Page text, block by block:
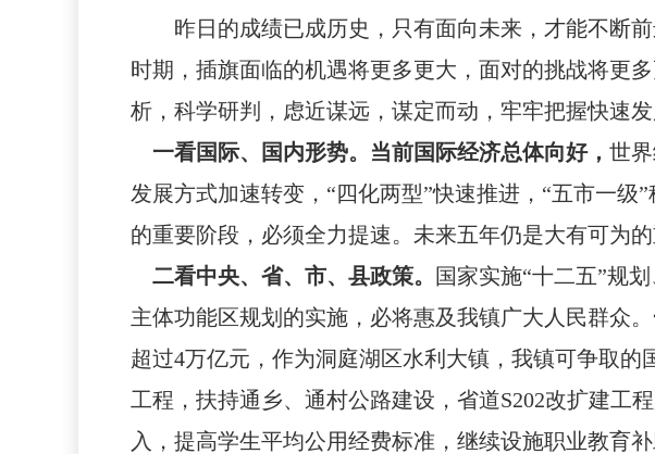
昨日的成绩已成历史，只有面向未来，才能不断
时期，插旗面临的机遇将更多更大，面对的挑战将更
析，科学研判，虑近谋远，谋定而动，牢牢把握快速
一看国际、国内形势。当前国际经济总体向好， 世
发展方式加速转变， “四化两型”快速推进，“五市一级
的重要阶段，必须全力提速。 未来五年仍是大有可为
二看中央、省、市、县政策。
国家实施“十二五”规
主体功能区规划的实施，必将惠及我镇广大人民群众。
超过4万亿元，作为洞庭湖区水利大镇，我镇可争取的
工程，扶持通乡、通村公路建设，省道S202改扩建工程
入，提高学生平均公用经费标准，继续设施职业教育